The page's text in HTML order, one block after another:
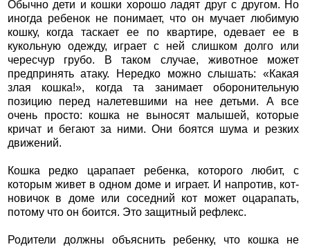
Обычно дети и кошки хорошо ладят друг с другом. Но
иногда ребенок не понимает, что он мучает любимую
кошку, когда таскает ее по квартире, одевает ее в
кукольную одежду, играет с ней слишком долго или
чересчур грубо. В таком случае, животное может
предпринять атаку. Нередко можно слышать: «Какая
злая кошка!», когда та занимает оборонительную
позицию перед налетевшими на нее детьми. А все
очень просто: кошка не выносят малышей, которые
кричат и бегают за ними. Они боятся шума и резких
движений.
Кошка редко царапает ребенка, которого любит, с
которым живет в одном доме и играет. И напротив, кот-
новичок в доме или соседний кот может оцарапать,
потому что он боится. Это защитный рефлекс.
Родители должны объяснить ребенку, что кошка не